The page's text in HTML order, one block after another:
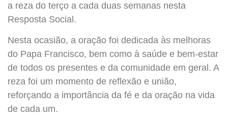
a reza do terço a cada duas semanas nesta
Resposta Social.
Nesta ocasião, a oração foi dedicada às melhoras
do Papa Francisco, bem como à saúde e bem-estar
de todos os presentes e da comunidade em geral. A
reza foi um momento de reflexão e união,
reforçando a importância da fé e da oração na vida
de cada um.